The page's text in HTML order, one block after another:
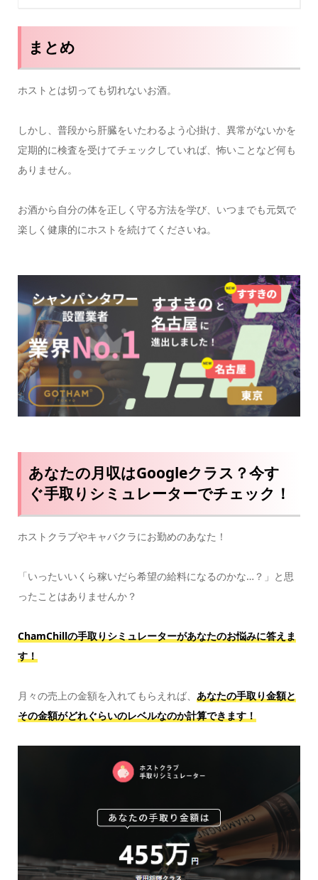
まとめ
ホストとは切っても切れないお酒。
しかし、普段から肝臓をいたわるよう心掛け、異常がないかを
定期的に検査を受けてチェックしていれば、怖いことなど何も
ありません。
お酒から自分の体を正しく守る方法を学び、いつまでも元気で
楽しく健康的にホストを続けてくださいね。
あなたの月収はGoogleクラス？今す
ぐ手取りシミュレーターでチェック！
ホストクラブやキャバクラにお勤めのあなた！
「いったいいくら稼いだら希望の給料になるのかな…？」と思
ったことはありませんか？
ChamChillの手取りシミュレーターがあなたのお悩みに答えま
す！
月々の売上の金額を入れてもらえれば、 あなたの手取り金額と
その金額がどれぐらいのレベルなのか計算できます！